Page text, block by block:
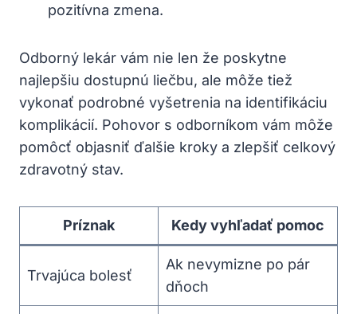
pozitívna zmena.
Odborný lekár vám nie len že poskytne
⁢najlepšiu dostupnú ⁤liečbu, ale môže tiež
vykonať podrobné vyšetrenia na identifikáciu
komplikácií. Pohovor s‍ odborníkom⁤ vám môže
pomôcť ‌objasniť ďalšie kroky a zlepšiť celkový
zdravotný ⁤stav.
Príznak Kedy ⁣vyhľadať pomoc
Trvajúca bolesť
Ak nevymizne po pár
dňoch